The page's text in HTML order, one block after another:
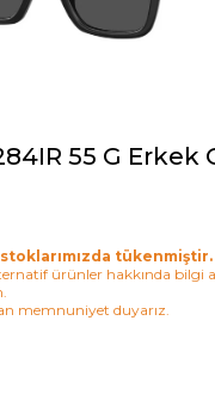
55 G Erkek
tükenmiştir.
ürünler hakkında bilgi
memnuniyet duyarız.